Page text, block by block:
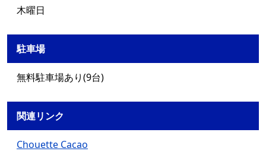
木曜日
駐車場
無料駐車場あり(9台)
関連リンク
Chouette Cacao